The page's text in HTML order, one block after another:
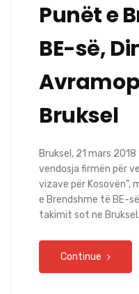
Punët e
BE-së,
Bruksel
Bruksel, 21 mars
vendosja firmën për
vizave për Kosovën”,
e Brendshme të BE-
takimit sot ne
Continue